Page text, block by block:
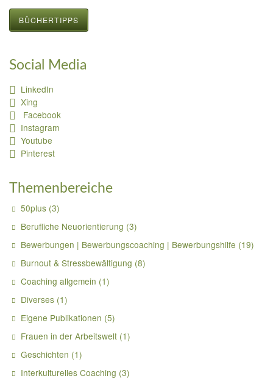
BÜCHERTIPPS
Social Media
LinkedIn
Xing
Facebook
Instagram
Youtube
Pinterest
Themenbereiche
50plus (3)
Berufliche Neuorientierung (3)
Bewerbungen | Bewerbungscoaching | Bewerbungshilfe (19)
Burnout & Stressbewältigung (8)
Coaching allgemein (1)
Diverses (1)
Eigene Publikationen (5)
Frauen in der Arbeitswelt (1)
Geschichten (1)
Interkulturelles Coaching (3)